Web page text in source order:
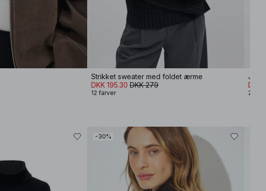
Strikket sweater med foldet ærme
DKK 195.30 DKK 279
12 farver
DKK
2
-30%